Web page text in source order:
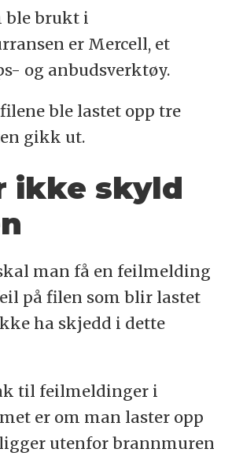
ble brukt i
er Mercell, et
og anbudsverktøy.
ble lastet opp tre
gikk ut.
ikke skyld
man få en feilmelding
på filen som blir lastet
ha skjedd i dette
til feilmeldinger i
er om man laster opp
utenfor brannmuren